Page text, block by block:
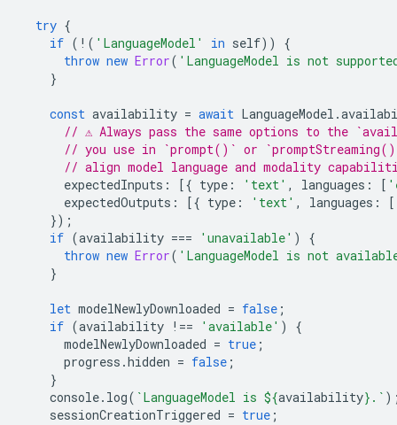
try {
if ( ! ( 'LanguageModel' in self))
{
throw new Error( 'LanguageModel is not
}
const availability = await LanguageModel .
// ⚠️ Always pass the same options to the
// you use in `prompt()` or
// align model language and modality
expectedInputs : [{ type : 'text' , languages : [
expectedOutputs : [{ type : 'text' , languages : [
});
if (availability === 'unavailable' )
{
throw new Error( 'LanguageModel is not
}
let modelNewlyDownloaded = false ;
if (availability !== 'available' )
{
modelNewlyDownloaded = true ;
progress .hidden = false ;
}
console. log( `LanguageModel is ${availability} .`
sessionCreationTriggered = true ;